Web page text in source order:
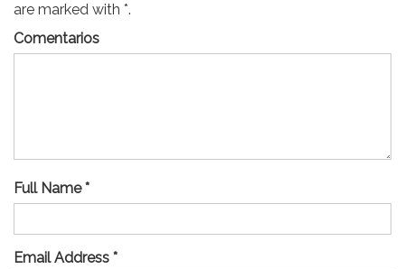
are marked with *.
Comentarios
Full Name *
Email Address *